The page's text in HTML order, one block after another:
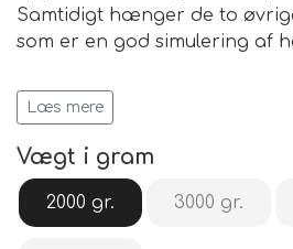
Samtidigt hænger de to
som er en god simulering af
Dummyen er et must i
effektive jagthund.
• for daglig træning
• høj kvalitet
• simulerer rigtig vildt i form
Læs mere
Vægt i gram
2000 gr. 3000 gr.